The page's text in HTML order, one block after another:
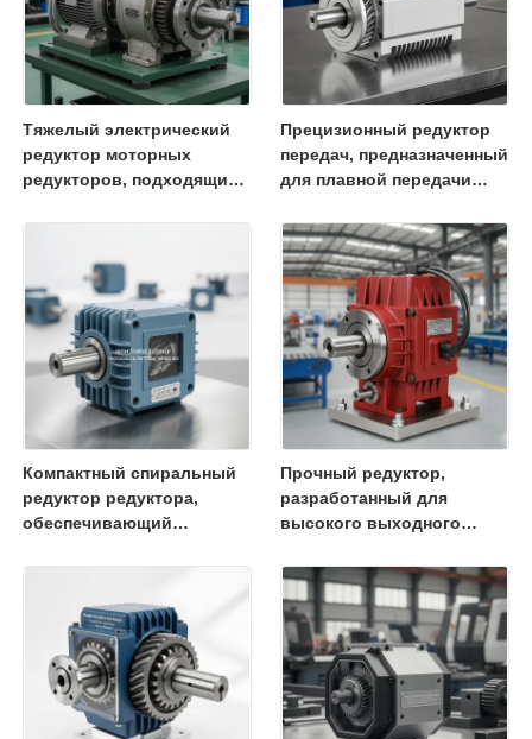
Тяжелый электрический
редуктор моторных
редукторов, подходящий
долговечное
строительство
Прецизионный редуктор
передач, предназначенный
для плавной передачи
длительного срока
службы в промышленных
машинах
Компактный спиральный
редуктор редуктора,
обеспечивающий
обработки материалов
Прочный редуктор,
разработанный для
высокого выходного
длительного срока
службы в приложениях
промышленной
автоматизации